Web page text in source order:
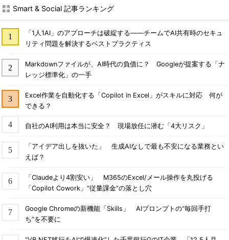
Smart & Social 記事ランキング
「1人1AI」のアプローチは破綻する――チームでAI共有時のセキュ
リティ問題を解決するベストプラクティス
Markdownファイルが、AI時代の負債に？ Googleが提案する「ナ
レッジ標準化」の一手
Excel作業を自動化する「Copilot in Excel」がスキルに対応 何が
できる？
自社のAI利用は本当に安全？ 現場放任に潜む「4大リスク」
「アイデア出しを抜いた」 生成AIなしで最も不安になる業務とい
えば？
「Claudeより4割安い」 M365のExcel/メール操作を丸投げる
「Copilot Cowork」“従量課金”の落とし穴
Google Chromeの新機能「Skills」 AIプロンプトの“毎回手打
ち”を不要に